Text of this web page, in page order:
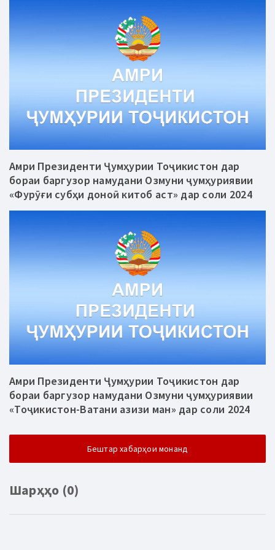
Амри Президенти Ҷумҳурии Тоҷикистон дар
бораи баргузор намудани Озмуни ҷумҳуриявии
«Фурӯғи субҳи доноӣ китоб аст» дар соли 2024
Амри Президенти Ҷумҳурии Тоҷикистон дар
бораи баргузор намудани Озмуни ҷумҳуриявии
«Тоҷикистон-Ватани азизи ман» дар соли 2024
Бештар хабарҳои монанд
Шарҳҳо (0)